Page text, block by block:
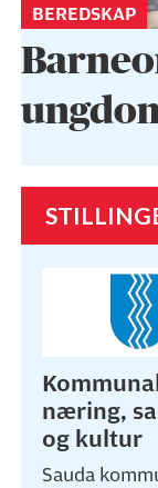
BEREDSKAP
næring,
og kultur
Sauda